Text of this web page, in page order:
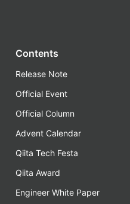
Contents
Release Note
Official Event
Official Column
Advent Calendar
Qiita Tech Festa
Qiita Award
Engineer White Paper